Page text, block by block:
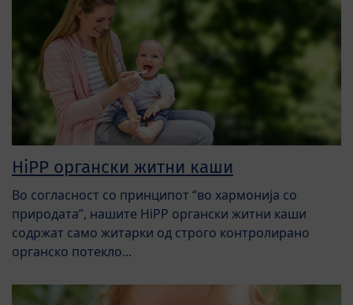
HiPP органски житни каши
Во согласност со принципот “во хармонија со
природата”, нашите HiPP органски житни каши
содржат само житарки од строго контролирано
органско потекло...